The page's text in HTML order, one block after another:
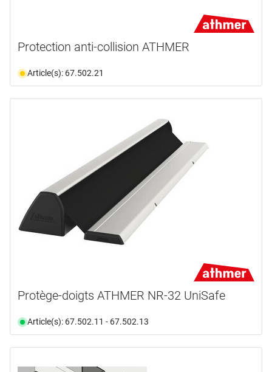
Protection anti-collision ATHMER
Article(s): 67.502.21
Protège-doigts ATHMER NR-32 UniSafe
Article(s): 67.502.11 - 67.502.13